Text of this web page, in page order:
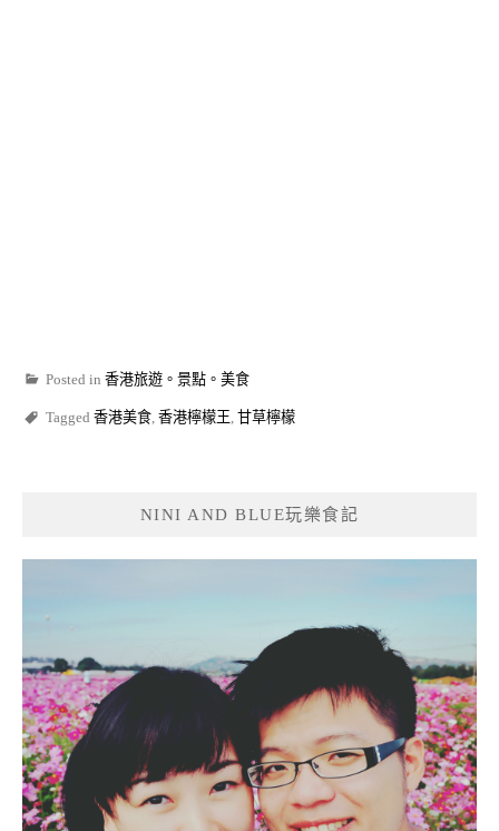
Posted in 香港旅遊。景點。美食
Tagged 香港美食, 香港檸檬王, 甘草檸檬
NINI AND BLUE玩樂食記